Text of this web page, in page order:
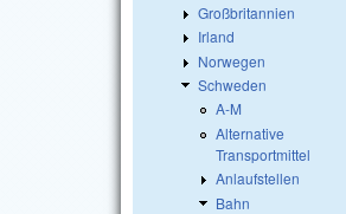
Großbritannien
Irland
Norwegen
Schweden
A-M
Alternative
Transportmittel
Anlaufstellen
Bahn